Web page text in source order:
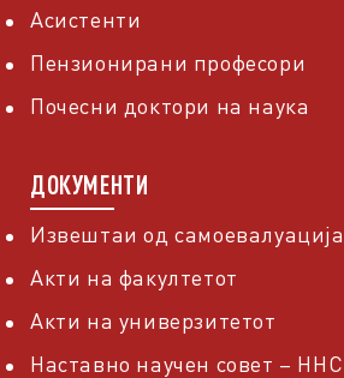
Асистенти
Пензионирани професори
Почесни доктори на наука
ДОКУМЕНТИ
Извештаи од самоевалуација
Акти на факултетот
Акти на универзитетот
Наставно научен совет – ННС